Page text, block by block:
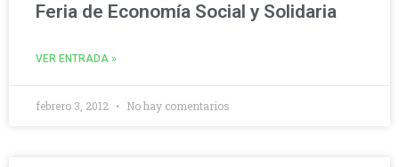
Feria de Economía Social y Solidaria
VER ENTRADA »
febrero 3, 2012 No hay comentarios